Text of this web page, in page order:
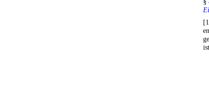
§